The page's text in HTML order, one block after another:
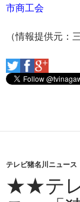
市商工会
（情報提供元：
テレビ猪名川ニュース
★★テレ